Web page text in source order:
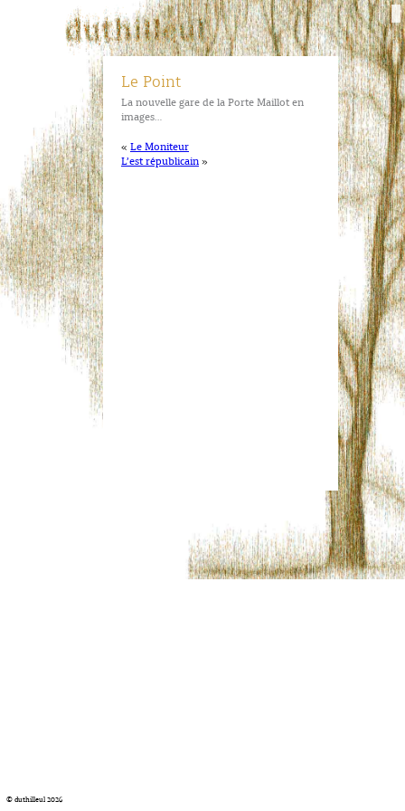
Le Point
La nouvelle gare de la Porte Maillot en
images…
« Le Moniteur
L’est républicain »
© duthilleul 2026